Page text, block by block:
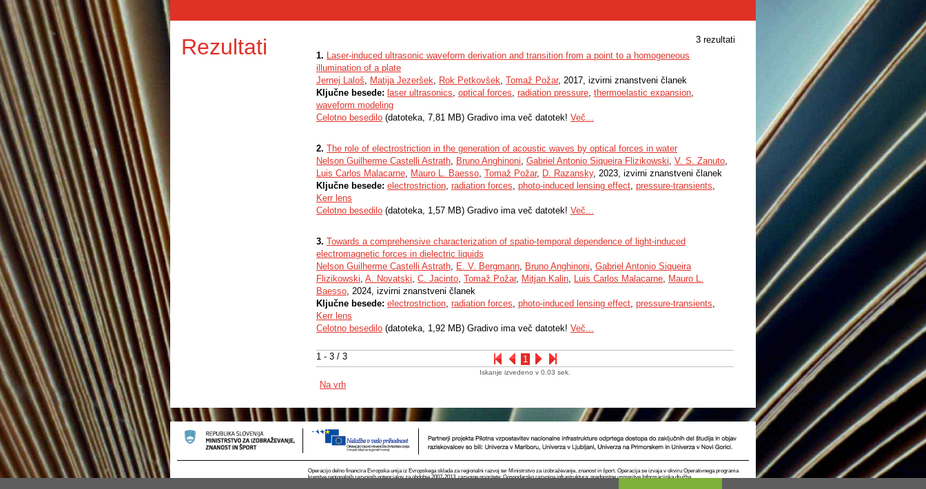
Rezultati 3 rezultati
1 - 3 / 3 1
1. Laser-induced ultrasonic waveform derivation and transition from a point to a homogeneous
illumination of a plate
Jernej Laloš, Matija Jezeršek, Rok Petkovšek, Tomaž Požar, 2017, izvirni znanstveni članek
Ključne besede: laser ultrasonics, optical forces, radiation pressure, thermoelastic expansion,
waveform modeling
Celotno besedilo (datoteka, 7,81 MB) Gradivo ima več datotek! Več...
2. The role of electrostriction in the generation of acoustic waves by optical forces in water
Nelson Guilherme Castelli Astrath, Bruno Anghinoni, Gabriel Antonio Siqueira Flizikowski, V. S. Zanuto,
Luis Carlos Malacarne, Mauro L. Baesso, Tomaž Požar, D. Razansky, 2023, izvirni znanstveni članek
Ključne besede: electrostriction, radiation forces, photo-induced lensing effect, pressure-transients,
Kerr lens
Celotno besedilo (datoteka, 1,57 MB) Gradivo ima več datotek! Več...
3. Towards a comprehensive characterization of spatio‑temporal dependence of light‑induced
electromagnetic forces in dielectric liquids
Nelson Guilherme Castelli Astrath, E. V. Bergmann, Bruno Anghinoni, Gabriel Antonio Siqueira
Flizikowski, A. Novatski, C. Jacinto, Tomaž Požar, Mitjan Kalin, Luis Carlos Malacarne, Mauro L.
Baesso, 2024, izvirni znanstveni članek
Ključne besede: electrostriction, radiation forces, photo-induced lensing effect, pressure-transients,
Kerr lens
Celotno besedilo (datoteka, 1,92 MB) Gradivo ima več datotek! Več...
Iskanje izvedeno v 0.03 sek.
Na vrh
Operacijo delno financira Evropska unija iz Evropskega sklada za regionalni razvoj ter Ministrstvo za izobraževanje, znanost in šport. Operacija se izvaja v okviru Operativnega programa
krepitve regionalnih razvojnih potencialov za obdobje 2007-2013, razvojne prioritete: Gospodarsko razvojna infrastruktura; prednostne usmeritve Informacijska družba.